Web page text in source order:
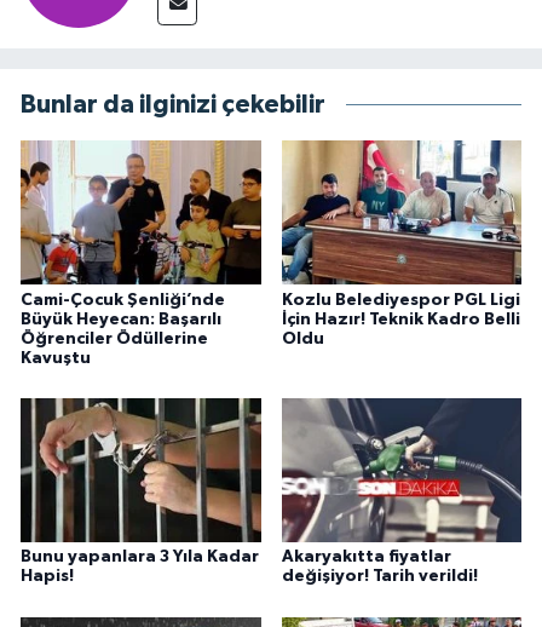
Bunlar da ilginizi çekebilir
Cami-Çocuk Şenliği’nde
Büyük Heyecan: Başarılı
Öğrenciler Ödüllerine
Kavuştu
Kozlu Belediyespor PGL Ligi
İçin Hazır! Teknik Kadro Belli
Oldu
Bunu yapanlara 3 Yıla Kadar
Hapis!
Akaryakıtta fiyatlar
değişiyor! Tarih verildi!